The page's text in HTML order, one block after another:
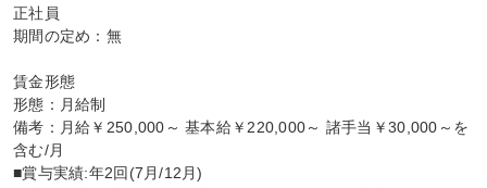
正社員
期間の定め：無
賃金形態
形態：月給制
備考：月給￥250,000～ 基本給￥220,000～ 諸手当￥30,000～を
含む/月
■賞与実績:年2回(7月/12月)